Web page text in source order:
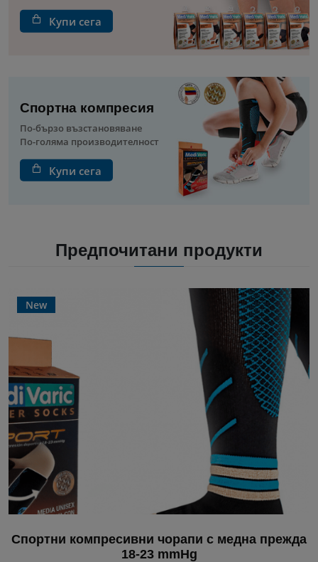
Купи сега
Спортна компресия
По-бързо възстановяване
По-голяма производителност
Купи сега
Предпочитани продукти
New
Спортни компресивни чорапи с медна прежда
18-23 mmHg